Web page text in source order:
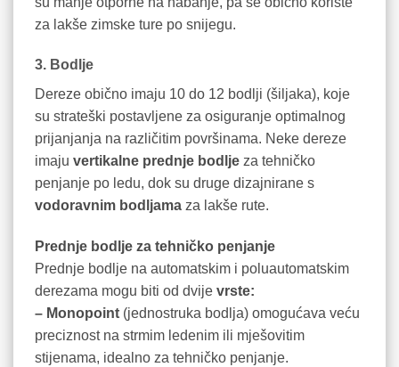
za lakše zimske ture po snijegu.
3. Bodlje
Dereze obično imaju 10 do 12 bodlji (šiljaka), koje
su strateški postavljene za osiguranje optimalnog
prijanjanja na različitim površinama. Neke dereze
imaju vertikalne prednje bodlje za tehničko
penjanje po ledu, dok su druge dizajnirane s
vodoravnim bodljama za lakše rute.
Prednje bodlje za tehničko penjanje
Prednje bodlje na automatskim i poluautomatskim
derezama mogu biti od dvije vrste:
– Monopoint (jednostruka bodlja) omogućava veću
preciznost na strmim ledenim ili mješovitim
stijenama, idealno za tehničko penjanje.